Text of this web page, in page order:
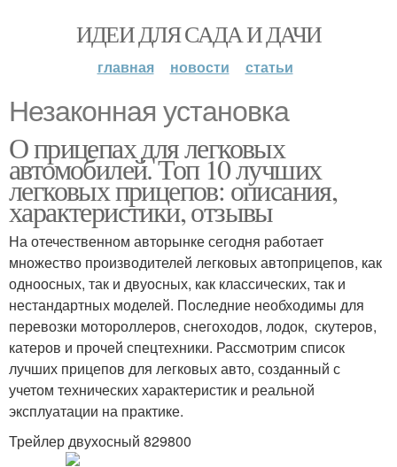
ИДЕИ ДЛЯ САДА И ДАЧИ
главная новости статьи
Незаконная установка
О прицепах для легковых
автомобилей. Топ 10 лучших
легковых прицепов: описания,
характеристики, отзывы
На отечественном авторынке сегодня работает
множество производителей легковых автоприцепов, как
одноосных, так и двуосных, как классических, так и
нестандартных моделей. Последние необходимы для
перевозки мотороллеров, снегоходов, лодок, скутеров,
катеров и прочей спецтехники. Рассмотрим список
лучших прицепов для легковых авто, созданный с
учетом технических характеристик и реальной
эксплуатации на практике.
Трейлер двухосный 829800